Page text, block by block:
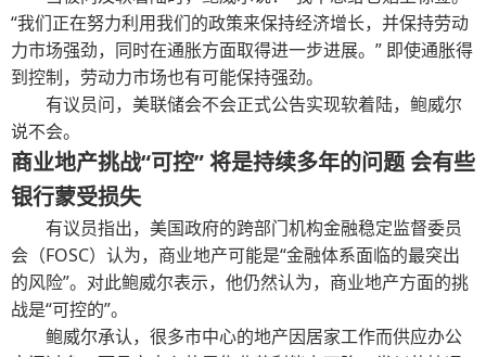
“我们正在努力利用我们的政策来保持经济增长，并保持劳动
力市场强劲，同时在通胀方面取得进一步进展。” 即使通胀得
到控制，劳动力市场也有可能保持强劲。
有议员问，美联储会不会正式公告实现软着陆，鲍威尔
说不会。
商业地产挑战“可控” 将是持续多年的问题 会有些
银行蒙受损失
有议员指出，美国政府的跨部门机构金融稳定监督委员
会（FOSC）认为，商业地产可能是“金融体系面临的最突出
的风险”。对此鲍威尔表示，他仍然认为，商业地产方面的挑
战是“可控的”。
鲍威尔承认，很多市中心的地产因居家工作而供应办公